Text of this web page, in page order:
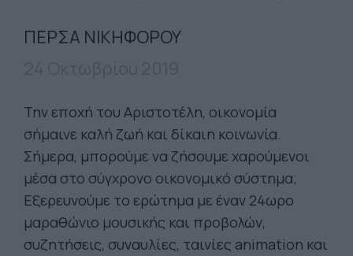
ΠΕΡΣΑ ΝΙΚΗΦΟΡΟΥ
Την εποχή του Αριστοτέλη, οικονομία
σήμαινε καλή ζωή και δίκαιη κοινωνία.
Σήμερα, μπορούμε να ζήσουμε χαρούμενοι
μέσα στο σύγχρονο οικονομικό σύστημα;
Εξερευνούμε το ερώτημα με έναν 24ωρο
μαραθώνιο μουσικής και προβολών,
συζητήσεις, συναυλίες, ταινίες animation και